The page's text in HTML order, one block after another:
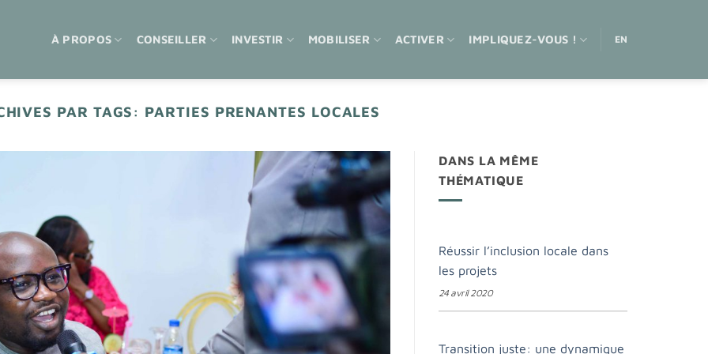
À PROPOS CONSEILLER INVESTIR MOBILISER ACTIVER IMPLIQUEZ-VOUS ! EN
PAR TAGS: PARTIES PRENANTES LOCALES
DANS LA MÊME
THÉMATIQUE
Réussir l’inclusion locale dans
les projets
24 avril 2020
Transition juste: une dynamique